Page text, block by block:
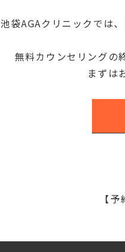
池袋AGAクリニックでは
無料カウンセリングの
まずは
【予